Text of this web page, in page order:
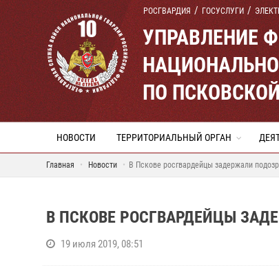
РОСГВАРДИЯ ГОСУСЛУГИ
УПРАВЛЕНИЕ
ПО
НОВОСТИ ТЕРРИТОРИАЛЬНЫЙ ОРГАН
Главная Новости В Пскове росгвардейцы задержали
В ПСКОВЕ РОСГВАРДЕЙЦЫ
19 июля 2019, 08:51